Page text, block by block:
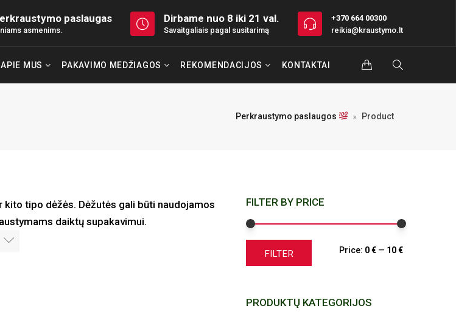
paslaugas
asmenims.
Dirbame nuo 8 iki 21 val.
Savaitgaliais pagal susitarimą
+370 664 00300
reikia@kraustymo.lt
APIE MUS PAKAVIMO MEDŽIAGOS REKOMENDACIJOS KONTAKTAI
Perkraustymo paslaugos Product
tipo dėžės. Dėžutės gali būti naudojamos
daiktų supakavimui.
FILTER BY PRICE
FILTER Price: 0 € — 10 €
PRODUKTŲ KATEGORIJOS